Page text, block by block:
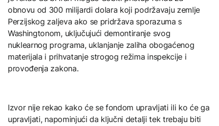
obnovu od 300 milijardi dolara koji podržavaju zemlje
Perzijskog zaljeva ako se pridržava sporazuma s
Washingtonom, uključujući demontiranje svog
nuklearnog programa, uklanjanje zaliha obogaćenog
materijala i prihvatanje strogog režima inspekcije i
provođenja zakona.
Izvor nije rekao kako će se fondom upravljati ili ko će ga
upravljati, napominjući da ključni detalji tek trebaju biti